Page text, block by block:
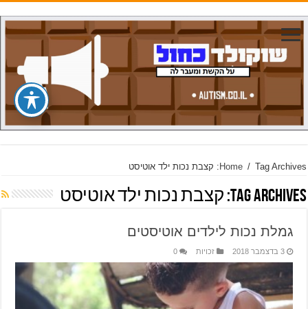
Home / Tag Archives: קצבת נכות ילד אוטיסט
Tag Archives: קצבת נכות ילד אוטיסט
גמלת נכות לילדים אוטיסטים
3 בדצמבר 2018 זכויות 0